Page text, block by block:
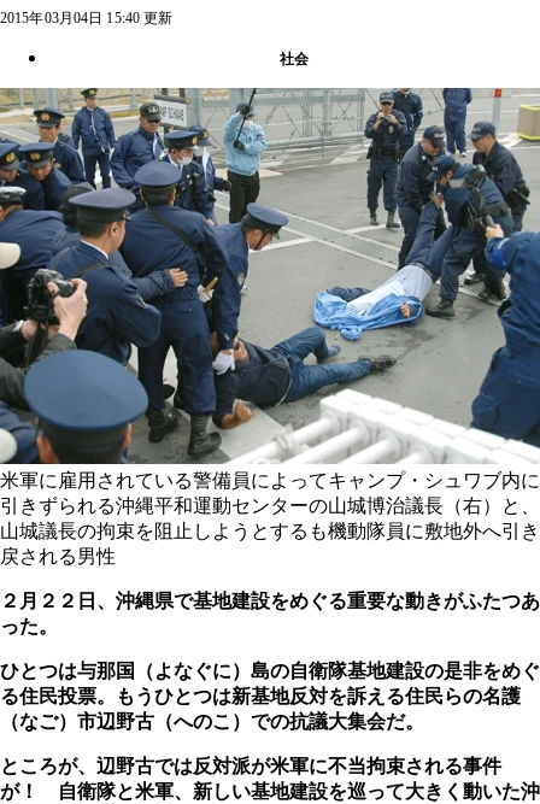
2015年03月04日 15:40 更新
社会
米軍に雇用されている警備員によってキャンプ・シュワブ内に
引きずられる沖縄平和運動センターの山城博治議長（右）と、
山城議長の拘束を阻止しようとするも機動隊員に敷地外へ引き
戻される男性
２月２２日、沖縄県で基地建設をめぐる重要な動きがふたつあ
った。
ひとつは与那国（よなぐに）島の自衛隊基地建設の是非をめぐ
る住民投票。もうひとつは新基地反対を訴える住民らの名護
（なご）市辺野古（へのこ）での抗議大集会だ。
ところが、辺野古では反対派が米軍に不当拘束される事件
が！ 自衛隊と米軍、新しい基地建設を巡って大きく動いた沖